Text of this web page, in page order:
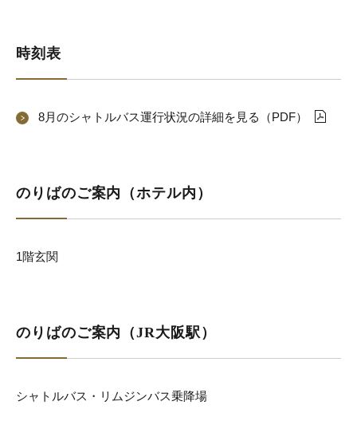
時刻表
8月のシャトルバス運行状況の詳細を見る（PDF）
のりばのご案内（ホテル内）
1階玄関
のりばのご案内（JR大阪駅）
シャトルバス・リムジンバス乗降場